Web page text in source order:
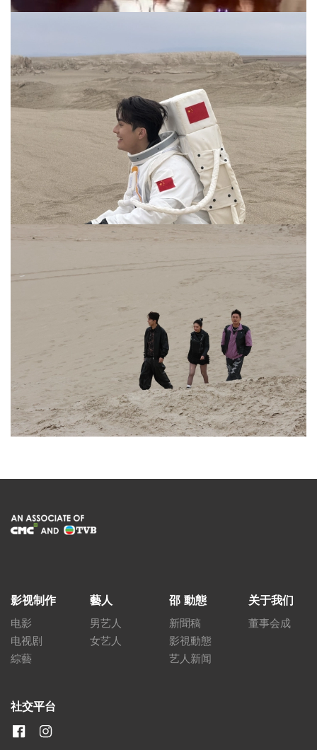
影视制作
电影
电视剧
綜藝
藝人
男艺人
女艺人
邵 動態
新聞稿
影視動態
艺人新闻
关于我们
董事会成
社交平台